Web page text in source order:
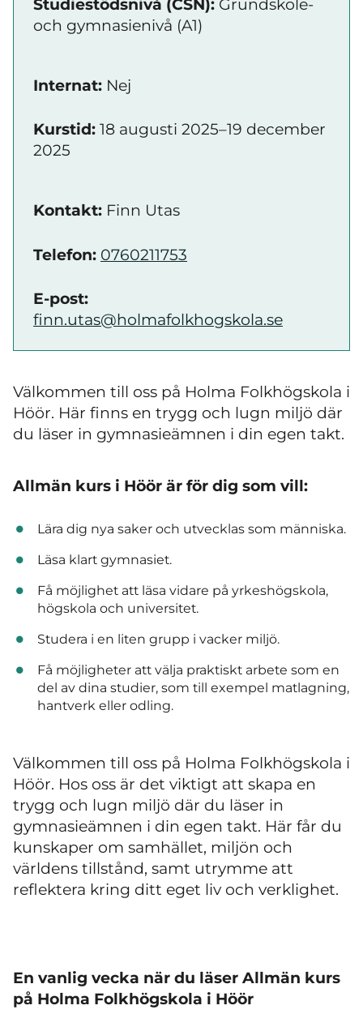
Studiestödsnivå (CSN): Grundskole-
och gymnasienivå (A1)
Internat: Nej
Kurstid: 18 augusti 2025–19 december
2025
Kontakt: Finn Utas
Telefon: 0760211753
E-post:
finn.utas@holmafolkhogskola.se
Välkommen till oss på Holma Folkhögskola i
Höör. Här finns en trygg och lugn miljö där
du läser in gymnasieämnen i din egen takt.
Allmän kurs i Höör är för dig som vill:
Lära dig nya saker och utvecklas som människa.
Läsa klart gymnasiet.
Få möjlighet att läsa vidare på yrkeshögskola,
högskola och universitet.
Studera i en liten grupp i vacker miljö.
Få möjligheter att välja praktiskt arbete som en
del av dina studier, som till exempel matlagning,
hantverk eller odling.
Välkommen till oss på Holma Folkhögskola i
Höör. Hos oss är det viktigt att skapa en
trygg och lugn miljö där du läser in
gymnasieämnen i din egen takt. Här får du
kunskaper om samhället, miljön och
världens tillstånd, samt utrymme att
reflektera kring ditt eget liv och verklighet.
En vanlig vecka när du läser Allmän kurs
på Holma Folkhögskola i Höör